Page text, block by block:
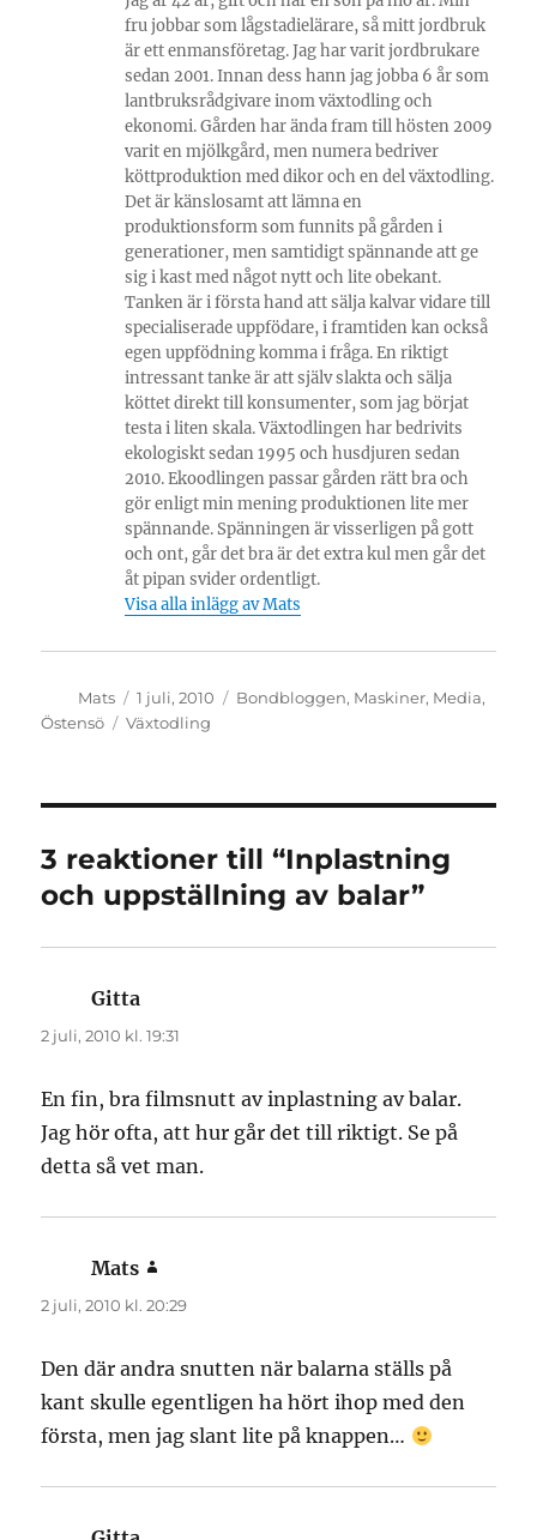
fru jobbar som lågstadielärare, så mitt jordbruk
är ett enmansföretag. Jag har varit jordbrukare
sedan 2001. Innan dess hann jag jobba 6 år som
lantbruksrådgivare inom växtodling och
ekonomi. Gården har ända fram till hösten 2009
varit en mjölkgård, men numera bedriver
köttproduktion med dikor och en del växtodling.
Det är känslosamt att lämna en
produktionsform som funnits på gården i
generationer, men samtidigt spännande att ge
sig i kast med något nytt och lite obekant.
Tanken är i första hand att sälja kalvar vidare till
specialiserade uppfödare, i framtiden kan också
egen uppfödning komma i fråga. En riktigt
intressant tanke är att själv slakta och sälja
köttet direkt till konsumenter, som jag börjat
testa i liten skala. Växtodlingen har bedrivits
ekologiskt sedan 1995 och husdjuren sedan
2010. Ekoodlingen passar gården rätt bra och
gör enligt min mening produktionen lite mer
spännande. Spänningen är visserligen på gott
och ont, går det bra är det extra kul men går det
åt pipan svider ordentligt.
Visa alla inlägg av Mats
Författare
Mats
Publicerat
den
1 juli, 2010 Kategorier
Bondbloggen, Maskiner, Media,
Östensö
Etiketter
Växtodling
3 reaktioner till “Inplastning
och uppställning av balar”
Gitta
2 juli, 2010 kl. 19:31
En fin, bra filmsnutt av inplastning av balar.
Jag hör ofta, att hur går det till riktigt. Se på
detta så vet man.
Mats
2 juli, 2010 kl. 20:29
Den där andra snutten när balarna ställs på
kant skulle egentligen ha hört ihop med den
första, men jag slant lite på knappen…